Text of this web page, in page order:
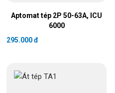
Aptomat tép 2P 50-63A, ICU
6000
295.000 đ